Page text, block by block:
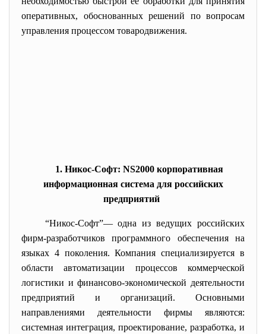
оперативных, обоснованных решений по вопросам
управления процессом товародвижения.
1. Никос-Софт: NS2000 корпоративная
информационная система для российских
предприятий
“Никос-Софт”— одна из ведущих российских
фирм-разработчиков программного обеспечения на
языках 4 поколения. Компания специализируется в
области автоматизации процессов коммерческой
логистики и финансово-экономической деятельности
предприятий и организаций. Основными
направлениями деятельности фирмы являются:
системная интеграция, проектирование, разработка, и